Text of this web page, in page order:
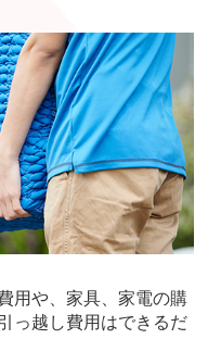
用や、家具、家電の購
っ越し費用はできるだ